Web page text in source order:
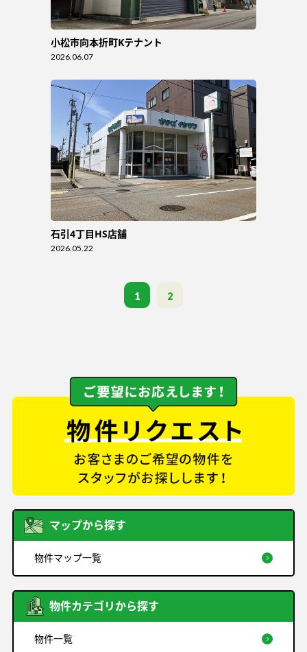
小松市向本折町Kテナント
2026.06.07
石引4丁目HS店舗
2026.05.22
1 2
マップから探す
物件マップ一覧
物件カテゴリから探す
物件一覧